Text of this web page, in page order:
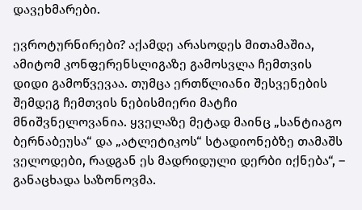
დავეხმარები.
ევროტურნირები? აქამდე არასოდეს მითამაშია,
ამიტომ კონფერენსლიგაზე გამოსვლა ჩემთვის
დიდი გამოწვევაა. თუმცა ერთწლიანი შესვენების
შემდეგ ჩემთვის ნებისმიერი მატჩი
მნიშვნელოვანია. ყველაზე მეტად მაინც „სანტიაგო
ბერნაბეუსა“ და „ატლეტიკოს“ სტადიონებზე თამაშს
ველოდები, რადგან ეს მადრიდული დერბი იქნება“, –
განაცხადა საზონოვმა.